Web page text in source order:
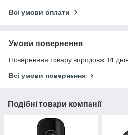
Всі умови оплати
Умови повернення
Повернення товару впродовж 14
Всі умови повернення
Подібні товари компанії